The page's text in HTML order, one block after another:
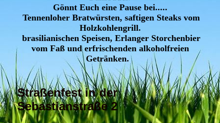
Gönnt Euch eine Pause bei.....
Tennenloher Bratwürsten, saftigen Steaks vom
Holzkohlengrill.
brasilianischen Speisen, Erlanger Storchenbier
vom Faß und erfrischenden alkoholfreien
Getränken.
Straßenfest in der
Sebastianstraße 2